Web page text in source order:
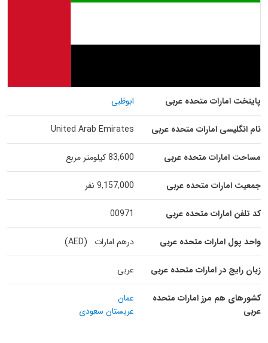
پایتخت امارات متحده عربی ابوظبی
نام انگلیسی امارات متحده عربی United Arab Emirates
مساحت امارات متحده عربی 83,600 کیلومتر مربع
جمعیت امارات متحده عربی 9,157,000 نفر
کد تلفن امارات متحده عربی 00971
واحد پول امارات متحده عربی درهم امارات (AED)
زبان رایج در امارات متحده عربی عربی
کشورهای هم مرز امارات متحده
عربی
عمان
عربستان سعودی